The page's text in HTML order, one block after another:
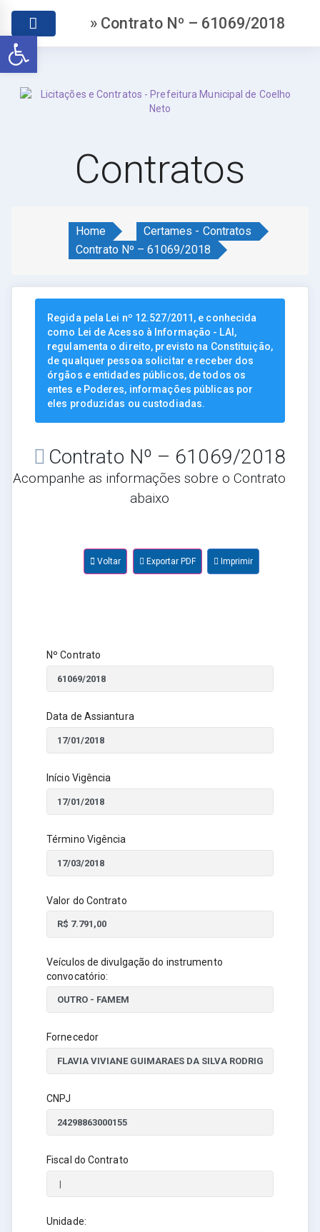
Abrir a barra de ferramentas
» Contrato Nº – 61069/2018
Contratos
Home
Certames - Contratos
Contrato Nº – 61069/2018
Regida pela Lei nº 12.527/2011, e conhecida
como Lei de Acesso à Informação - LAI,
regulamenta o direito, previsto na Constituição,
de qualquer pessoa solicitar e receber dos
órgãos e entidades públicos, de todos os
entes e Poderes, informações públicas por
eles produzidas ou custodiadas.
Contrato Nº – 61069/2018
Acompanhe as informações sobre o Contrato
abaixo
Voltar Exportar PDF Imprimir
Nº Contrato
Data de Assiantura
Início Vigência
Término Vigência
Valor do Contrato
Veículos de divulgação do instrumento
convocatório:
Fornecedor
CNPJ
Fiscal do Contrato
Unidade: